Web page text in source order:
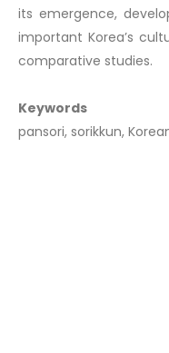
its emergence,
important Korea’s
comparative studies.
Keywords
pansori, sorikkun,